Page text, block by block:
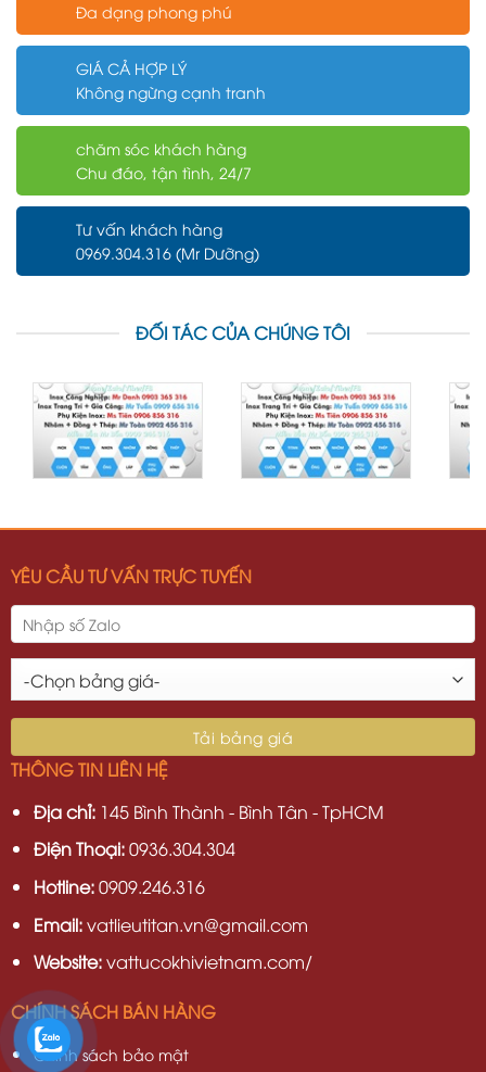
Đa dạng phong phú
GIÁ CẢ HỢP LÝ
Không ngừng cạnh tranh
chăm sóc khách hàng
Chu đáo, tận tình, 24/7
Tư vấn khách hàng
0969.304.316 (Mr Dưỡng)
ĐỐI TÁC CỦA CHÚNG TÔI
YÊU CẦU TƯ VẤN TRỰC TUYẾN
THÔNG TIN LIÊN HỆ
Địa chỉ:145 Bình Thành - Bình Tân - TpHCM
Điện Thoại:0936.304.304
Hotline:0909.246.316
Email:vatlieutitan.vn@gmail.com
Website:vattucokhivietnam.com/
CHÍNH SÁCH BÁN HÀNG
Chính sách bảo mật